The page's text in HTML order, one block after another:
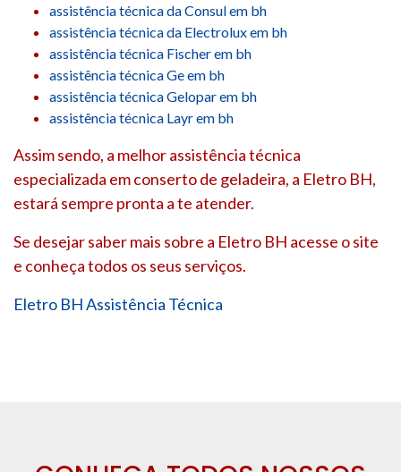
assistência técnica da Consul em bh
assistência técnica da Electrolux em bh
assistência técnica Fischer em bh
assistência técnica Ge em bh
assistência técnica Gelopar em bh
assistência técnica Layr em bh
Assim sendo, a melhor assistência técnica
especializada em conserto de geladeira, a Eletro BH,
estará sempre pronta a te atender.
Se desejar saber mais sobre a Eletro BH acesse o site
e conheça todos os seus serviços.
Eletro BH Assistência Técnica